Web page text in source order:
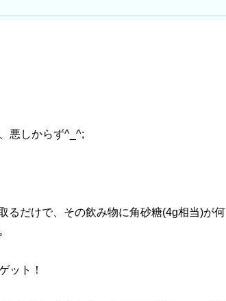
悪しからず^_^;
るだけで、その飲み物に角砂糖(4g相当)が何
ット！